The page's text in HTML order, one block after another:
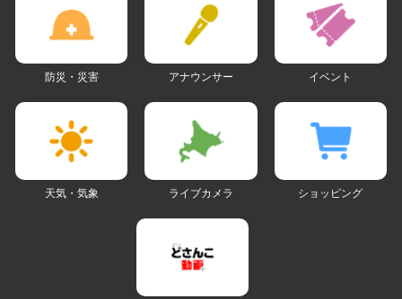
防災・災害 アナウンサー イベント
天気・気象 ライブカメラ ショッピング